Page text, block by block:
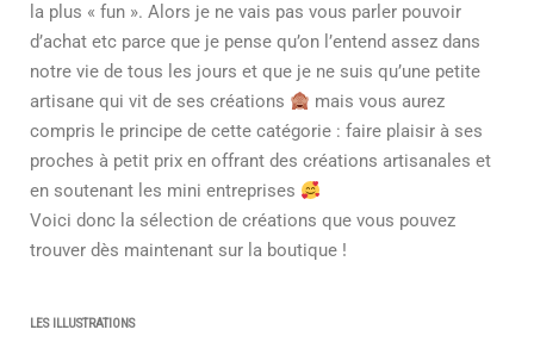
la plus « fun ». Alors je ne vais pas vous parler pouvoir
d’achat etc parce que je pense qu’on l’entend assez dans
notre vie de tous les jours et que je ne suis qu’une petite
artisane qui vit de ses créations
mais vous aurez
compris le principe de cette catégorie : faire plaisir à ses
proches à petit prix en offrant des créations artisanales et
en soutenant les mini entreprises
Voici donc la sélection de créations que vous pouvez
trouver dès maintenant sur la boutique !
LES ILLUSTRATIONS